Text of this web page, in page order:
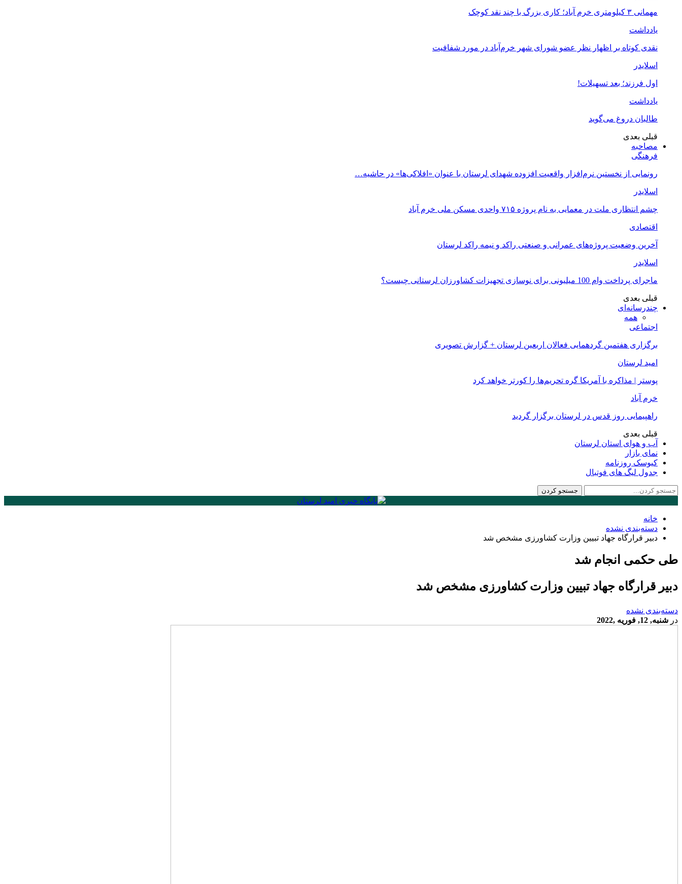
مهمانی ۳ کیلومتری خرم آباد؛ کاری بزرگ با چند نقد کوچک
یادداشت
نقدی کوتاه بر اظهار نظر عضو شورای شهر خرم‌آباد در مورد شفافیت
اسلایدر
اول فرزند؛ بعد تسهیلات!
یادداشت
طالبان دروغ می‌گوید
قبلی بعدی
مصاحبه
فرهنگی
رونمایی از نخستین نرم‌افزار واقعیت افزوده شهدای لرستان با عنوان «افلاکی‌ها» در حاشیه…
اسلایدر
چشم انتظاری ملت در معمایی به نام پروژه ۷۱۵ واحدی مسکن ملی خرم آباد
اقتصادی
آخرین وضعیت پروژه‌های عمرانی و صنعتی راکد و نیمه راکد لرستان
اسلایدر
ماجرای پرداخت وام 100 میلیونی برای نوسازی تجهیزات کشاورزان لرستانی چیست؟
قبلی بعدی
چندرسانه‌ای
همه
اجتماعی
برگزاری هفتمین گردهمایی فعالان اربعین لرستان + گزارش تصویری
امید لرستان
پوستر | مذاکره با آمریکا گره تحریم‌ها را کورتر خواهد کرد
خرم آباد
راهپیمایی روز قدس در لرستان برگزار گردید
قبلی بعدی
آب و هوای استان لرستان
نمای بازار
کیوسک روزنامه
جدول لیگ های فوتبال
خانه
دسته‌بندی نشده
دبیر قرارگاه جهاد تبیین وزارت کشاورزی مشخص شد
طی حکمی انجام شد
دبیر قرارگاه جهاد تبیین وزارت کشاورزی مشخص شد
دسته‌بندی نشده
در شنبه, 12, فوریه ,2022